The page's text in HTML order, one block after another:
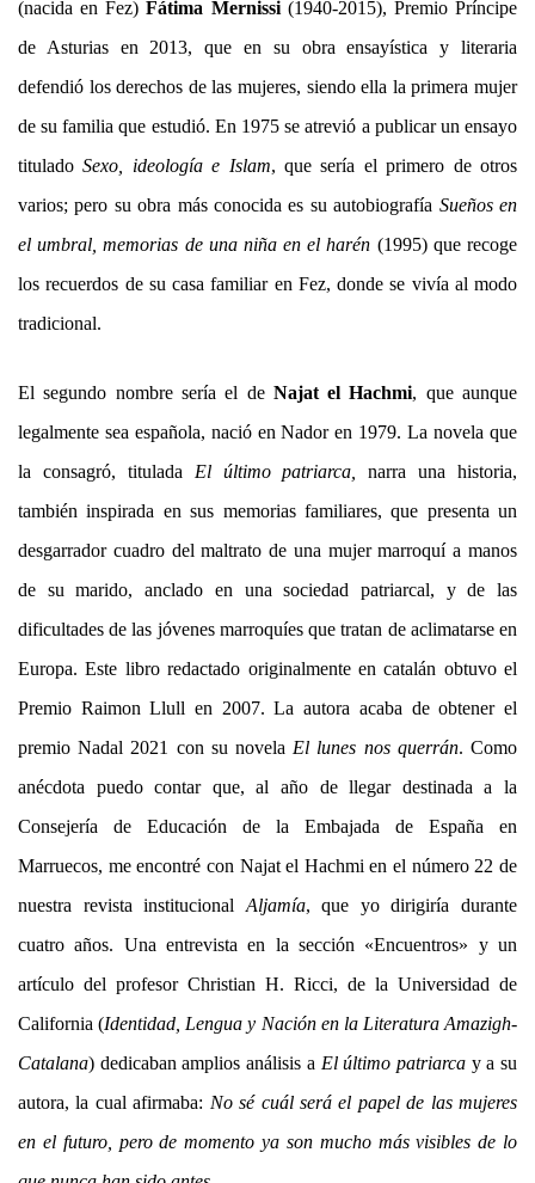
(nacida en Fez)Fátima Mernissi(1940-2015), Premio Príncipe
de Asturias en 2013, que en su obra ensayística y literaria
defendió los derechos de las mujeres, siendo ella la primera mujer
de su familia que estudió. En 1975 se atrevió a publicar un ensayo
tituladoSexo, ideología e Islam, que sería el primero de otros
varios; pero su obra más conocida es su autobiografía Sueños en
el umbral, memorias de una niña en el harén (1995) que recoge
los recuerdos de su casa familiar en Fez, donde se vivía al modo
tradicional.
El segundo nombre sería el de Najat el Hachmi, que aunque
legalmente sea española, nació en Nador en 1979. La novela que
la consagró, titulada El último patriarca,
narra una historia,
también inspirada en sus memorias familiares, que presenta un
desgarrador cuadro del maltrato de una mujer marroquí a manos
de su marido, anclado en una sociedad patriarcal, y de las
dificultades de las jóvenes marroquíes que tratan de aclimatarse en
Europa. Este libro redactado originalmente en catalán obtuvo el
Premio Raimon Llull en 2007. La autora acaba de obtener el
premio Nadal 2021 con su novela El lunes nos querrán. Como
anécdota puedo contar que, al año de llegar destinada a la
Consejería de Educación de la Embajada de España en
Marruecos, me encontré con Najat el Hachmi en el número 22 de
nuestra revista institucional Aljamía, que yo dirigiría durante
cuatro años. Una entrevista en la sección «Encuentros» y un
artículo del profesor Christian H. Ricci, de la Universidad de
California (Identidad, Lengua y Nación en la Literatura Amazigh-
Catalana) dedicaban amplios análisis a El último patriarcay a su
autora, la cual afirmaba: No sé cuál será el papel de las mujeres
en el futuro, pero de momento ya son mucho más visibles de lo